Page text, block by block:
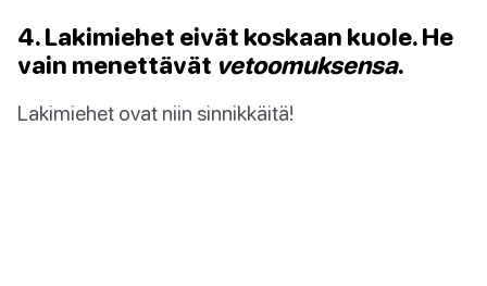
4. Lakimiehet eivät koskaan kuole. He
vain menettävät vetoomuksensa.
Lakimiehet ovat niin sinnikkäitä!